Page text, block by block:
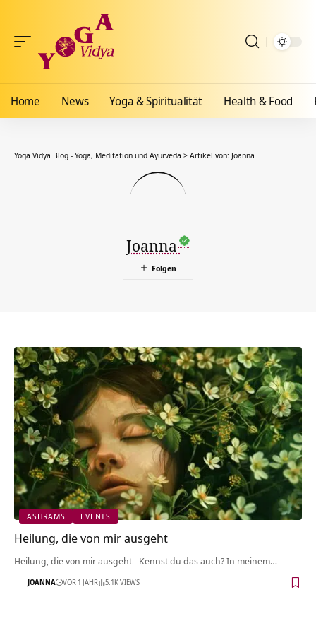
Home News Yoga & Spiritualität Health & Food
Yoga Vidya Blog - Yoga, Meditation und Ayurveda > Artikel von: Joanna
Joanna
ASHRAMS EVENTS
Heilung, die von mir ausgeht
Heilung, die von mir ausgeht - Kennst du das auch? In meinem…
JOANNA VOR 1 JAHR 5.1K VIEWS